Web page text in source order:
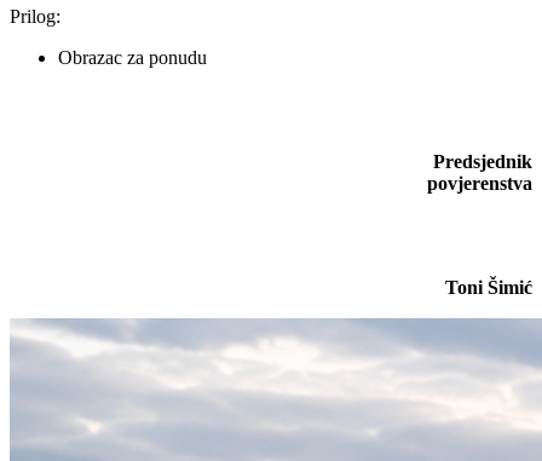
Prilog:
Obrazac za ponudu
Predsjednik
povjerenstva
Toni Šimić